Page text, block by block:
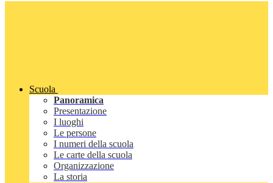
Scuola
Panoramica
Presentazione
I luoghi
Le persone
I numeri della scuola
Le carte della scuola
Organizzazione
La storia